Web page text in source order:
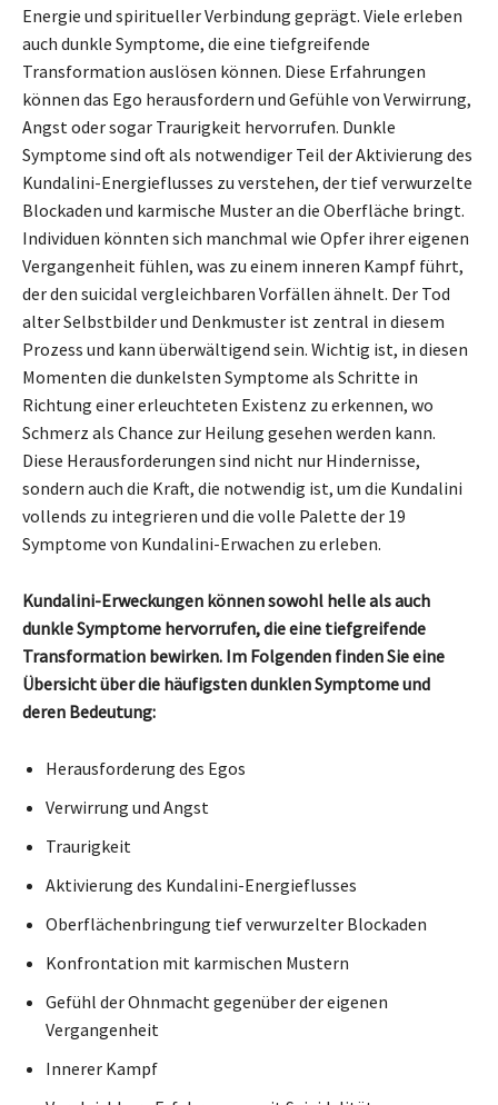
Energie und spiritueller Verbindung geprägt. Viele erleben
auch dunkle Symptome, die eine tiefgreifende
Transformation auslösen können. Diese Erfahrungen
können das Ego herausfordern und Gefühle von Verwirrung,
Angst oder sogar Traurigkeit hervorrufen. Dunkle
Symptome sind oft als notwendiger Teil der Aktivierung des
Kundalini-Energieflusses zu verstehen, der tief verwurzelte
Blockaden und karmische Muster an die Oberfläche bringt.
Individuen könnten sich manchmal wie Opfer ihrer eigenen
Vergangenheit fühlen, was zu einem inneren Kampf führt,
der den suicidal vergleichbaren Vorfällen ähnelt. Der Tod
alter Selbstbilder und Denkmuster ist zentral in diesem
Prozess und kann überwältigend sein. Wichtig ist, in diesen
Momenten die dunkelsten Symptome als Schritte in
Richtung einer erleuchteten Existenz zu erkennen, wo
Schmerz als Chance zur Heilung gesehen werden kann.
Diese Herausforderungen sind nicht nur Hindernisse,
sondern auch die Kraft, die notwendig ist, um die Kundalini
vollends zu integrieren und die volle Palette der 19
Symptome von Kundalini-Erwachen zu erleben.
Kundalini-Erweckungen können sowohl helle als auch
dunkle Symptome hervorrufen, die eine tiefgreifende
Transformation bewirken. Im Folgenden finden Sie eine
Übersicht über die häufigsten dunklen Symptome und
deren Bedeutung:
Herausforderung des Egos
Verwirrung und Angst
Traurigkeit
Aktivierung des Kundalini-Energieflusses
Oberflächenbringung tief verwurzelter Blockaden
Konfrontation mit karmischen Mustern
Gefühl der Ohnmacht gegenüber der eigenen
Vergangenheit
Innerer Kampf